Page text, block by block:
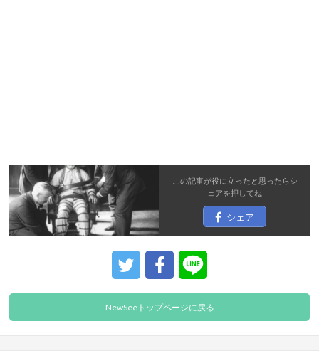
この記事が役に立ったと思ったらシ
ェアを押してね
シェア
NewSeeトップページに戻る